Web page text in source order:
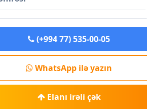
(+994 77) 535-00-05
WhatsApp ilə yazın
Elanı irəli çək